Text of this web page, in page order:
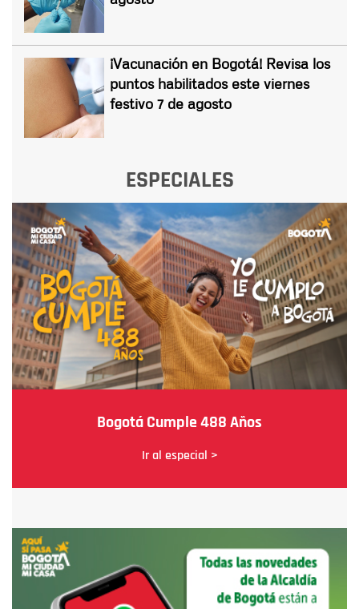
¡Vacunación en Bogotá! Revisa los
puntos habilitados este viernes
festivo 7 de agosto
ESPECIALES
Bogotá Cumple 488 Años
Ir al especial >